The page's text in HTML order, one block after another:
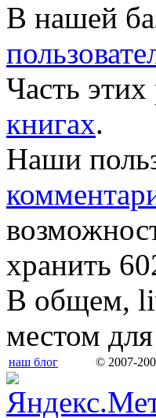
В нашей
Часть
книгах.
Наши
хранить
В общем,
местом
наш блог © 2007-2009